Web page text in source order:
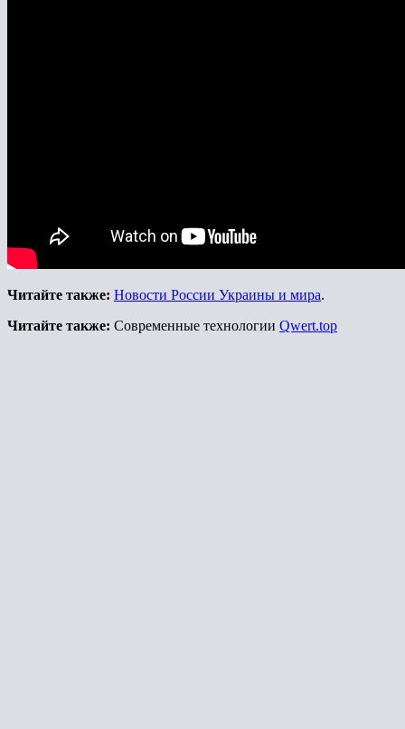
Читайте также: Новости России Украины и мира.
Читайте также: Современные технологии Qwert.top